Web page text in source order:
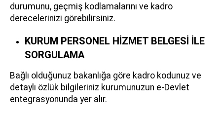
durumunu, geçmiş kodlamalarını ve kadro
derecelerinizi görebilirsiniz.
KURUM PERSONEL HİZMET BELGESİ İLE
SORGULAMA
Bağlı olduğunuz bakanlığa göre kadro kodunuz ve
detaylı özlük bilgileriniz kurumunuzun e-Devlet
entegrasyonunda yer alır.